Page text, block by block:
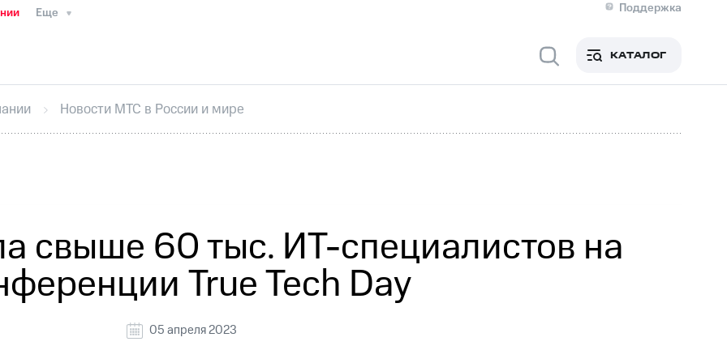
Еще
Поддержка
Медиа-центр
ИнтервьюФинансовая отчетностьКонтактыНовости в регионе
секретарьРаскрытие информации
кабинет акционераАкционерный капиталКонтроль и аудитРынок акций
КАТАЛОГ
Новости МТС в России и мире
свыше 60 тыс. ИТ-специалистов на
True Tech Day
05 апреля 2023